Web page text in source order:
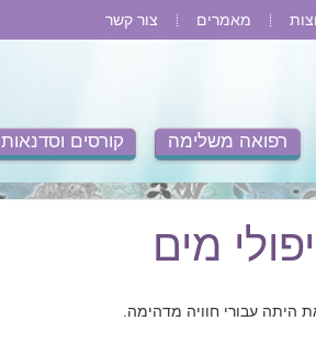
מאמרים צור קשר
קורסים וסדנאות רפואה משלימה
מים
היתה עבורי חוויה מדהימה.